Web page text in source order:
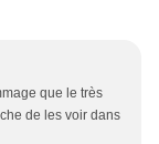
que le très
de les voir dans